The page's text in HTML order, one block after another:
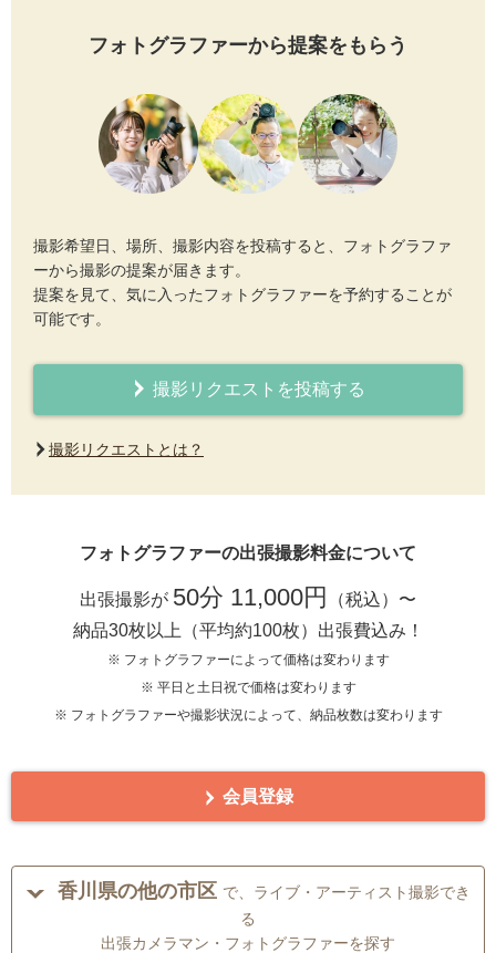
フォトグラファーから提案をもらう
撮影希望日、場所、撮影内容を投稿すると、フォトグラファ
ーから撮影の提案が届きます。
提案を見て、気に入ったフォトグラファーを予約することが
可能です。
撮影リクエストを投稿する
撮影リクエストとは？
フォトグラファーの出張撮影料金について
出張撮影が 50分 11,000円
（税込）〜
納品30枚以上（平均約100枚）出張費込み！
※ フォトグラファーによって価格は変わります
※ 平日と土日祝で価格は変わります
※ フォトグラファーや撮影状況によって、納品枚数は変わります
会員登録
香川県の他の市区 で、ライブ・アーティスト撮影でき
る
出張カメラマン・フォトグラファーを探す